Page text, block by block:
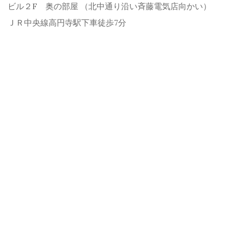
ビル２F 奥の部屋 （北中通り沿い斉藤電気店向かい）
ＪＲ中央線高円寺駅下車徒歩7分